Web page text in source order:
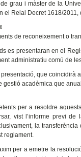
grau i màster de la
el Reial Decret 1618/2011,
de reconeixement o
es presentaran en el
administratiu comú de
que coincidirà
gestió acadèmica que
per a resoldre
vist l’informe previ
la
reglament.
per a emetre la